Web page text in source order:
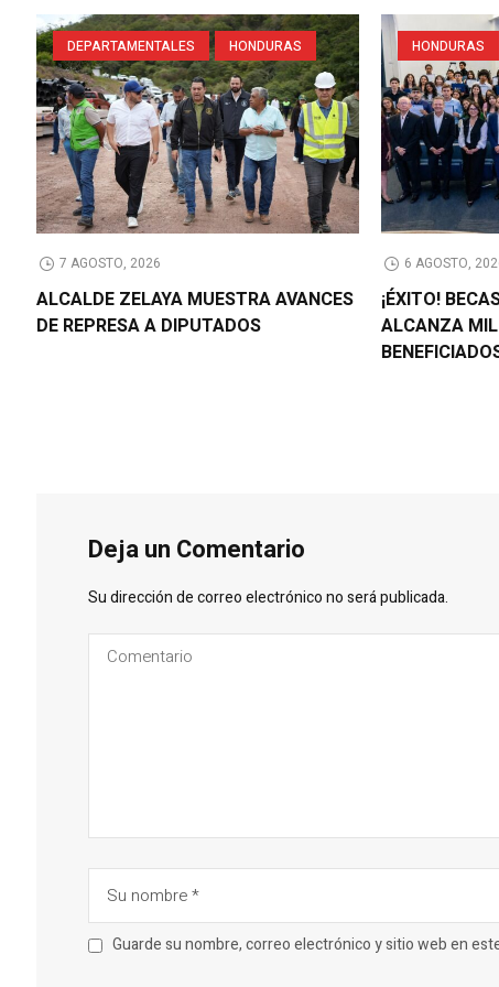
DEPARTAMENTALES HONDURAS
7 AGOSTO, 2026
ALCALDE ZELAYA MUESTRA AVANCES
DE REPRESA A DIPUTADOS
HONDURAS
6 AGOSTO,
¡ÉXITO!
ALCANZA
Deja un Comentario
Su dirección de correo electrónico no será publicada.
Guarde su nombre, correo electrónico y sitio web en